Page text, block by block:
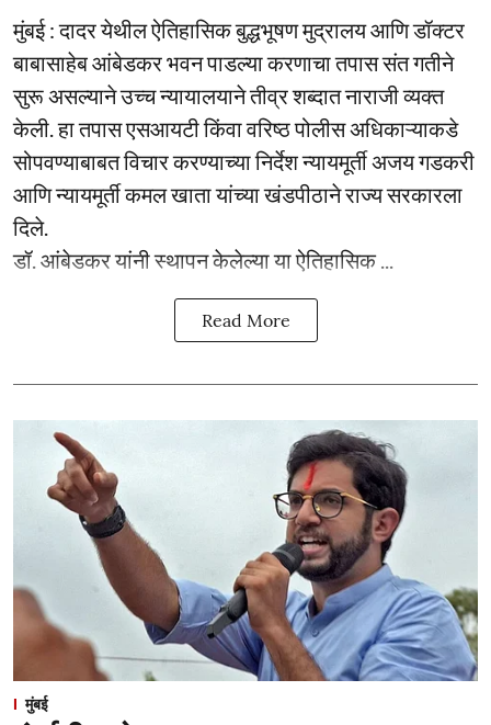
मुंबई : दादर येथील ऐतिहासिक बुद्धभूषण मुद्रालय आणि डॉक्टर
बाबासाहेब आंबेडकर भवन पाडल्या करणाचा तपास संत गतीने
सुरू असल्याने उच्च न्यायालयाने तीव्र शब्दात नाराजी व्यक्त
केली. हा तपास एसआयटी किंवा वरिष्ठ पोलीस अधिकाऱ्याकडे
सोपवण्याबाबत विचार करण्याच्या निर्देश न्यायमूर्ती अजय गडकरी
आणि न्यायमूर्ती कमल खाता यांच्या खंडपीठाने राज्य सरकारला
दिले.
डॉ. आंबेडकर यांनी स्थापन केलेल्या या ऐतिहासिक ...
Read More
मुंबई